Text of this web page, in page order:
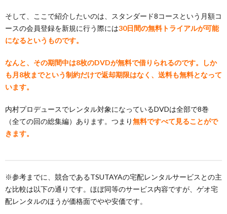
そして、ここで紹介したいのは、スタンダード8コースという月額コ
ースの会員登録を新規に行う際には30日間の無料トライアルが可能
になるというものです。
なんと、その期間中は8枚のDVDが無料で借りられるのです。しか
も月8枚までという制約だけで返却期限はなく、送料も無料となって
います。
内村プロデュースでレンタル対象になっているDVDは全部で8巻
（全ての回の総集編）あります。つまり無料ですべて見ることがで
きます。
※参考までに、競合であるTSUTAYAの宅配レンタルサービスとの主
な比較は以下の通りです。ほぼ同等のサービス内容ですが、ゲオ宅
配レンタルのほうが価格面でやや安価です。